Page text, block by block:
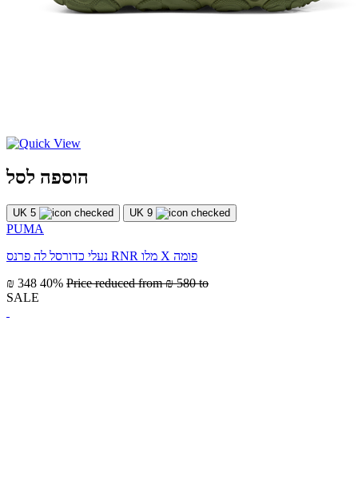
הוספה לסל
UK 5 UK 9
PUMA
נעלי כדורסל לה פרנס RNR מלו X פומה
₪ 348 40% Price reduced from₪ 580 to
SALE